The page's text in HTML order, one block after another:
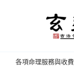
各項命理服務與收費